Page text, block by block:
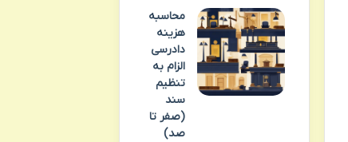
محاسبه
هزینه
دادرسی
الزام به
تنظیم
سند
(صفر تا
صد)